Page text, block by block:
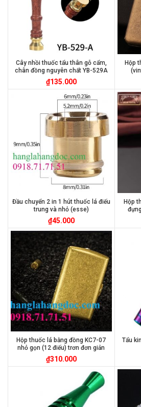
Cây nhồi thuốc tẩu thân gỗ cẩm,
chân đồng nguyên chất YB-529A
₫135.000
Hộp
Đầu chuyển 2 in 1 hút thuốc lá điếu
trung và nhỏ (esse)
₫45.000
Hộp
Hộp thuốc lá bằng đồng KC7-07
nhỏ gọn (12 điếu) trơn đơn giản
₫310.000
Tẩu